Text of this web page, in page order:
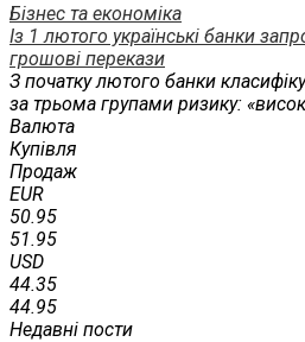
Бізнес та економіка
Із 1 лютого українські банки
грошові перекази
З початку лютого банки
за трьома групами ризику:
Валюта
Купівля
Продаж
EUR
50.95
51.95
USD
44.35
44.95
Недавні пости